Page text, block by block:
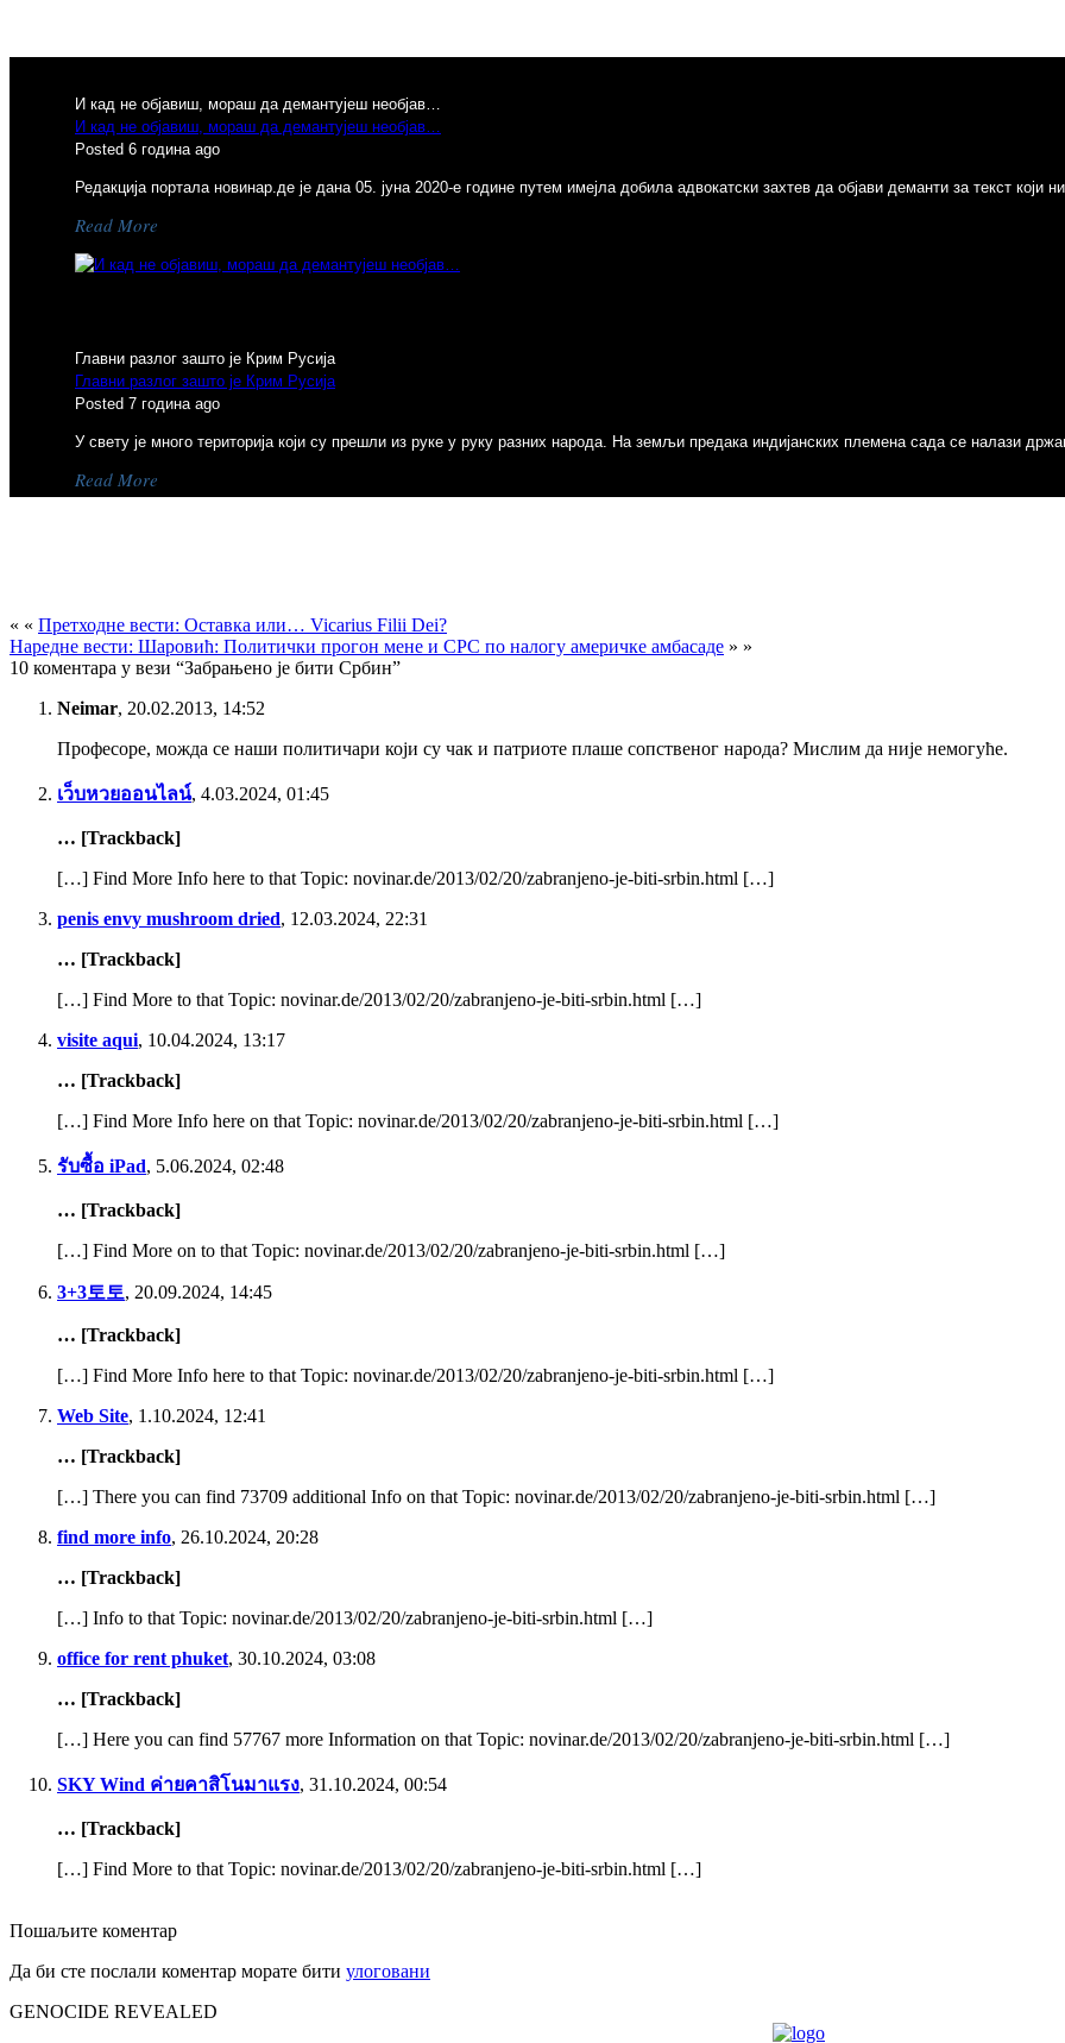
И кад не објавиш, мораш да демантујеш необјав…
И кад не објавиш, мораш да демантујеш необјав…
Posted 6 година ago
Редакција портала новинар.де је дана 05. јуна 2020-е године путем имејла добила адвокатски захтев да објави деманти за текст који
Read More
Главни разлог зашто је Крим Русија
Главни разлог зашто је Крим Русија
Posted 7 година ago
У свету је много територија који су прешли из руке у руку разних народа. На земљи предака индијанских племена сада се налази
Read More
Posted 7 година ago
Имамо нову звезду у успону. Довољно је што је против Вучића, кога брига за јавно изговорену хулу на Светог Духа, ријеч бабунску-
Октобар 2019, Фејсбук профил Б.Т.
***
Римокатолички клер је имао…
Закулисна игра владике Лонгина – Фанарски Лонгин
Read More
Владика СПЦ против Гидеона Грајфа
Posted 7 година ago
Владика СПЦ Јован Ћулибрк назвао је израелског историчара Гидеона Грајфа циркузантом, тачније, Грајфов рад на тему Јасеновца
Да се епископ Западноамеричке епархије, Максим суспендује
Posted 7 година ago
Текст петиције свештенства СПЦ у Америци против владике западноамеричког Максима Васиљевића.
***
Српске Православне Цркве
Београд, Србија
Сан Дијего, Лос Анђелес, Лас Вегас, Чикаго
Вашa Светости, Високопреосвећени и Преосвећени оци Светосавске…
Митрополите Амфилохије …..верујете ли у Бога ??!!
Posted 7 година ago
Ово катастрофално питање није упућено само Митрополиту Амфилохију већ свим оним владикама и патријарху који се на задњем
Read More
« « Претходне вести: Оставка или… Vicarius Filii Dei?
Наредне вести: Шаровић: Политички прогон мене и СРС по налогу америчке амбасаде » »
10 коментара у вези “Забрањено је бити Србин”
Neimar, 20.02.2013, 14:52
Професоре, можда се наши политичари који су чак и патриоте плаше сопственог народа? Мислим да није немогуће.
เว็บหวยออนไลน์, 4.03.2024, 01:45
… [Trackback]
[…] Find More Info here to that Topic: novinar.de/2013/02/20/zabranjeno-je-biti-srbin.html […]
penis envy mushroom dried, 12.03.2024, 22:31
… [Trackback]
[…] Find More to that Topic: novinar.de/2013/02/20/zabranjeno-je-biti-srbin.html […]
visite aqui, 10.04.2024, 13:17
… [Trackback]
[…] Find More Info here on that Topic: novinar.de/2013/02/20/zabranjeno-je-biti-srbin.html […]
รับซื้อ iPad, 5.06.2024, 02:48
… [Trackback]
[…] Find More on to that Topic: novinar.de/2013/02/20/zabranjeno-je-biti-srbin.html […]
3+3토토, 20.09.2024, 14:45
… [Trackback]
[…] Find More Info here to that Topic: novinar.de/2013/02/20/zabranjeno-je-biti-srbin.html […]
Web Site, 1.10.2024, 12:41
… [Trackback]
[…] There you can find 73709 additional Info on that Topic: novinar.de/2013/02/20/zabranjeno-je-biti-srbin.html […]
find more info, 26.10.2024, 20:28
… [Trackback]
[…] Info to that Topic: novinar.de/2013/02/20/zabranjeno-je-biti-srbin.html […]
office for rent phuket, 30.10.2024, 03:08
… [Trackback]
[…] Here you can find 57767 more Information on that Topic: novinar.de/2013/02/20/zabranjeno-je-biti-srbin.html […]
SKY Wind ค่ายคาสิโนมาแรง, 31.10.2024, 00:54
… [Trackback]
[…] Find More to that Topic: novinar.de/2013/02/20/zabranjeno-je-biti-srbin.html […]
Пошаљите коментар
Да би сте послали коментар морате бити улоговани
GENOCIDE REVEALED